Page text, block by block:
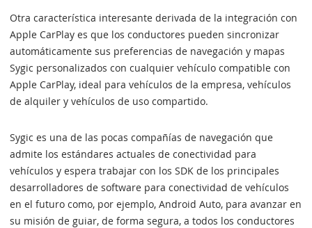
Otra característica interesante derivada de la integración con
Apple CarPlay es que los conductores pueden sincronizar
automáticamente sus preferencias de navegación y mapas
Sygic personalizados con cualquier vehículo compatible con
Apple CarPlay, ideal para vehículos de la empresa, vehículos
de alquiler y vehículos de uso compartido.
Sygic es una de las pocas compañías de navegación que
admite los estándares actuales de conectividad para
vehículos y espera trabajar con los SDK de los principales
desarrolladores de software para conectividad de vehículos
en el futuro como, por ejemplo, Android Auto, para avanzar en
su misión de guiar, de forma segura, a todos los conductores